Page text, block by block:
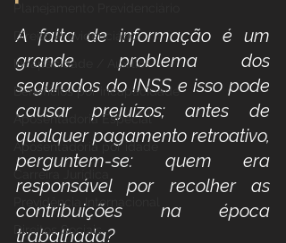
Planejamento Previdenciário
Direito Previdenciário
Incapacidade / Auxílio
Benefícios por incapacidade
Aposentadoria Especial
Aposentadoria por idade
Carreira Jurídica
Previdência Internacional
Direitos Sociais
A falta de informação é um
grande problema dos
segurados do INSS e isso pode
causar prejuízos; antes de
qualquer pagamento retroativo,
perguntem-se: quem era
responsável por recolher as
contribuições na época
trabalhada?